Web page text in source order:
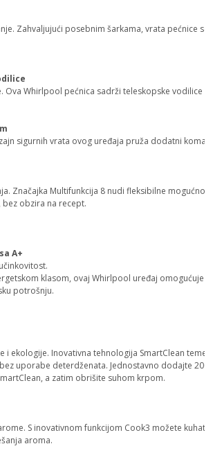
Zahvaljujući posebnim šarkama, vrata pećnice
Ova Whirlpool pećnica sadrži teleskopske vodilice
sigurnih vrata ovog uređaja pruža dodatni
Značajka Multifunkcija 8 nudi fleksibilne
bez obzira na recept.
A+
klasom, ovaj Whirlpool uređaj omogućuje
potrošnju.
i ekologije. Inovativna tehnologija SmartClean
uporabe deterdženata. Jednostavno dodajte
a zatim obrišite suhom krpom.
S inovativnom funkcijom Cook3 možete
aroma.